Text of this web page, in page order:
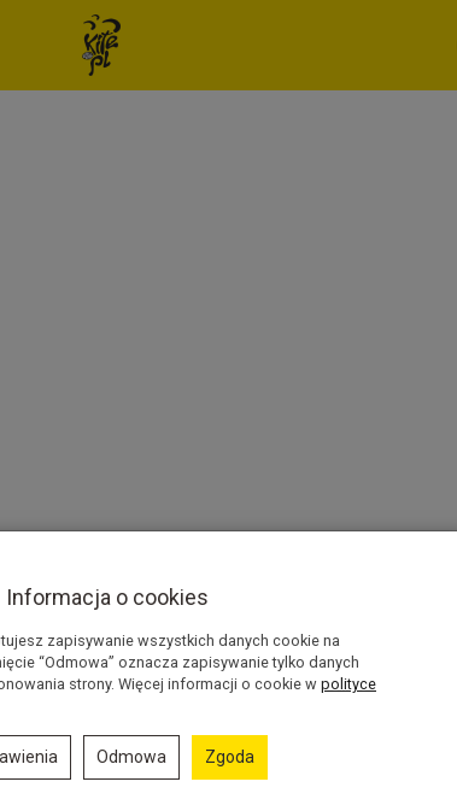
Informacja o cookies
zapisywanie wszystkich danych cookie na
“Odmowa” oznacza zapisywanie tylko danych
strony. Więcej informacji o cookie w polityce
Odmowa Zgoda